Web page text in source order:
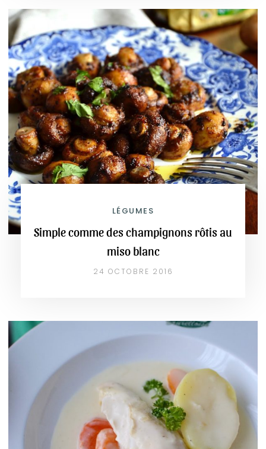
LÉGUMES
Simple comme des champignons rôtis au
miso blanc
24 OCTOBRE 2016